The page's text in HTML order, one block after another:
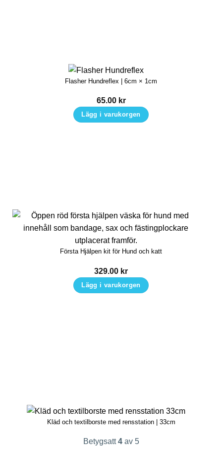
Flasher Hundreflex | 6cm × 1cm
65.00 kr
Lägg i varukorgen
Första Hjälpen kit för Hund och katt
329.00 kr
Lägg i varukorgen
Kläd och textilborste med rensstation | 33cm
Betygsatt4av 5